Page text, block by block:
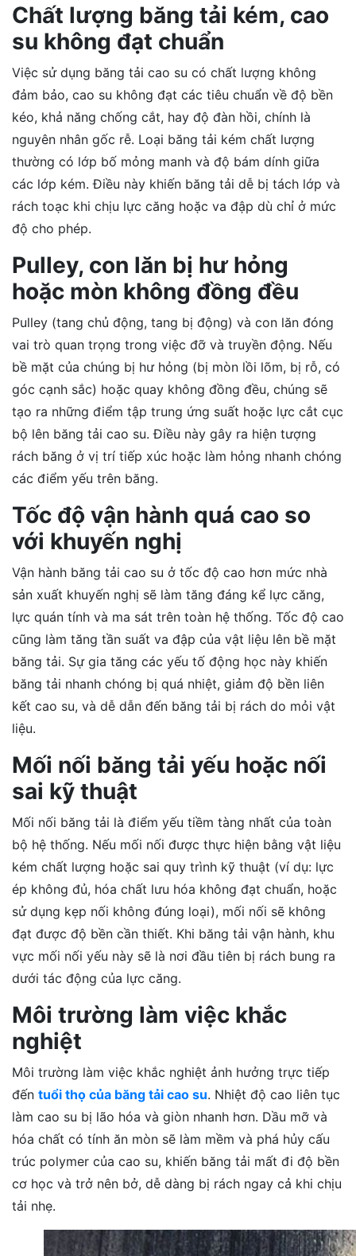
Chất lượng băng tải kém, cao
su không đạt chuẩn
Việc sử dụng băng tải cao su có chất lượng không
đảm bảo, cao su không đạt các tiêu chuẩn về độ bền
kéo, khả năng chống cắt, hay độ đàn hồi, chính là
nguyên nhân gốc rễ. Loại băng tải kém chất lượng
thường có lớp bố mỏng manh và độ bám dính giữa
các lớp kém. Điều này khiến băng tải dễ bị tách lớp và
rách toạc khi chịu lực căng hoặc va đập dù chỉ ở mức
độ cho phép.
Pulley, con lăn bị hư hỏng
hoặc mòn không đồng đều
Pulley (tang chủ động, tang bị động) và con lăn đóng
vai trò quan trọng trong việc đỡ và truyền động. Nếu
bề mặt của chúng bị hư hỏng (bị mòn lồi lõm, bị rỗ, có
góc cạnh sắc) hoặc quay không đồng đều, chúng sẽ
tạo ra những điểm tập trung ứng suất hoặc lực cắt cục
bộ lên băng tải cao su. Điều này gây ra hiện tượng
rách băng ở vị trí tiếp xúc hoặc làm hỏng nhanh chóng
các điểm yếu trên băng.
Tốc độ vận hành quá cao so
với khuyến nghị
Vận hành băng tải cao su ở tốc độ cao hơn mức nhà
sản xuất khuyến nghị sẽ làm tăng đáng kể lực căng,
lực quán tính và ma sát trên toàn hệ thống. Tốc độ cao
cũng làm tăng tần suất va đập của vật liệu lên bề mặt
băng tải. Sự gia tăng các yếu tố động học này khiến
băng tải nhanh chóng bị quá nhiệt, giảm độ bền liên
kết cao su, và dễ dẫn đến băng tải bị rách do mỏi vật
liệu.
Mối nối băng tải yếu hoặc nối
sai kỹ thuật
Mối nối băng tải là điểm yếu tiềm tàng nhất của toàn
bộ hệ thống. Nếu mối nối được thực hiện bằng vật liệu
kém chất lượng hoặc sai quy trình kỹ thuật (ví dụ: lực
ép không đủ, hóa chất lưu hóa không đạt chuẩn, hoặc
sử dụng kẹp nối không đúng loại), mối nối sẽ không
đạt được độ bền cần thiết. Khi băng tải vận hành, khu
vực mối nối yếu này sẽ là nơi đầu tiên bị rách bung ra
dưới tác động của lực căng.
Môi trường làm việc khắc
nghiệt
Môi trường làm việc khắc nghiệt ảnh hưởng trực tiếp
đến tuổi thọ của băng tải cao su. Nhiệt độ cao liên tục
làm cao su bị lão hóa và giòn nhanh hơn. Dầu mỡ và
hóa chất có tính ăn mòn sẽ làm mềm và phá hủy cấu
trúc polymer của cao su, khiến băng tải mất đi độ bền
cơ học và trở nên bở, dễ dàng bị rách ngay cả khi chịu
tải nhẹ.